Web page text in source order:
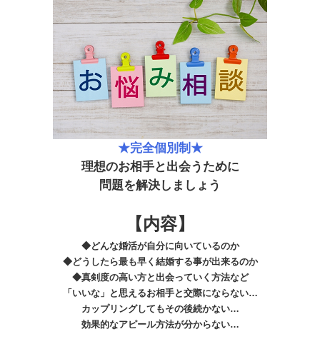
★完全個別制★
理想のお相手と出会うために
問題を解決しましょう
【内容】
◆どんな婚活が自分に向いているのか
◆どうしたら最も早く結婚する事が出来るのか
◆真剣度の高い方と出会っていく方法など
「いいな」と思えるお相手と交際にならない…
カップリングしてもその後続かない…
効果的なアピール方法が分からない…